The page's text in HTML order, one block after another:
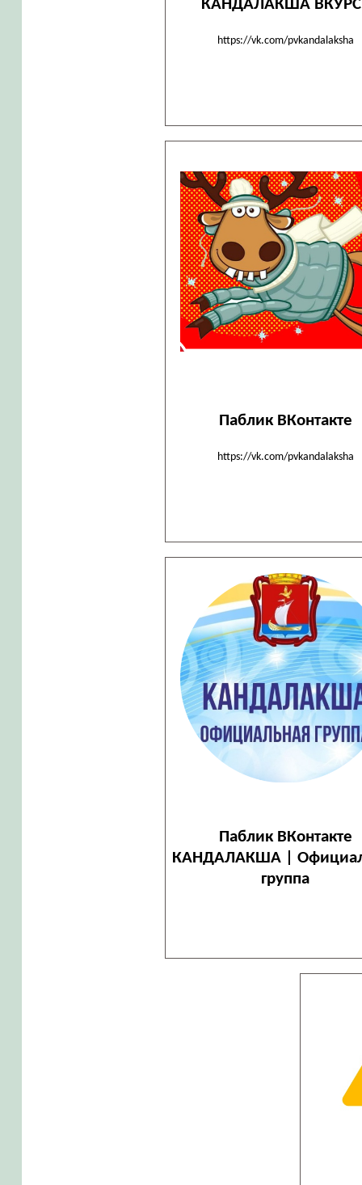
КАНДАЛАКША
https://vk.com/pvkandalaksha
Паблик ВКонтакте
https://vk.com/pvkandalaksha
Паблик ВКонтакте
КАНДАЛАКША |
группа